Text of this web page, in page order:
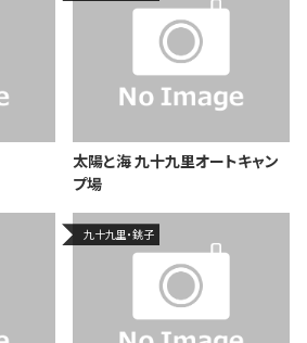
太陽と海 九十九里オートキャン
プ場
九十九里・銚子